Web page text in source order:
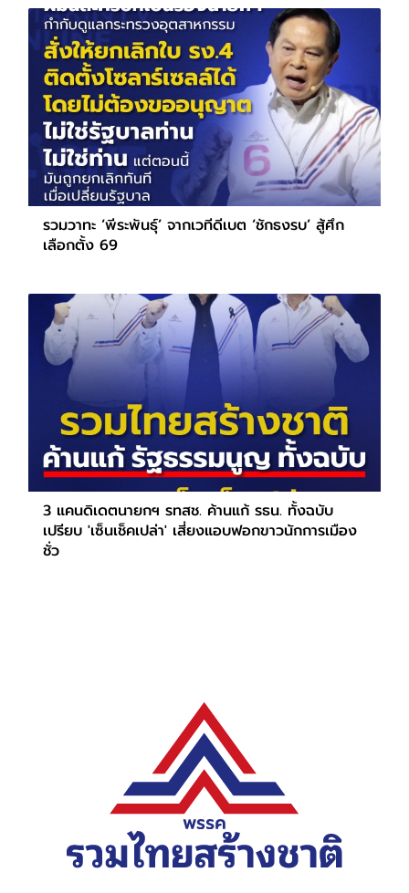
รวมวาทะ ‘พีระพันธุ์’ จากเวทีดีเบต ‘ชักธงรบ’ สู้ศึก
เลือกตั้ง 69
3 แคนดิเดตนายกฯ รทสช. ค้านแก้ รธน. ทั้งฉบับ
เปรียบ 'เซ็นเช็คเปล่า' เสี่ยงแอบฟอกขาวนักการเมือง
ชั่ว